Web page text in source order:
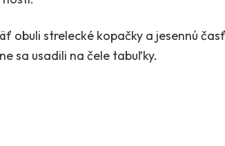
obuli strelecké kopačky a jesennú
sa usadili na čele tabuľky.